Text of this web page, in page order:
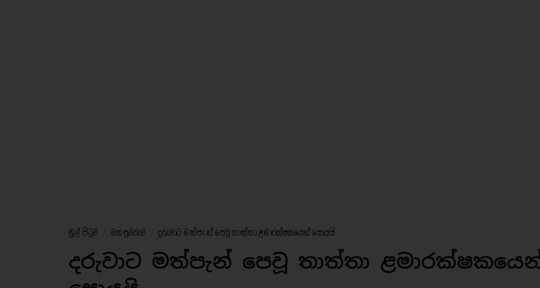
මුල් පිටුව මහ පුවරුව දරුවාට මත්පැන් පෙවූ තාත්තා ළමාරක්ෂකයෙන් සොයයි..
දරුවාට මත්පැන් පෙවූ තාත්තා